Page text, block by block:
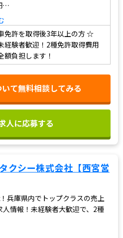
…
免許を取得後3年以上の方☆
経験者歓迎！2種免許取得費用
額負担します！
て無料相談してみる
人に応募する
クシー株式会社【西宮営
兵庫県内でトップクラスの売上
情報！未経験者大歓迎で、2種